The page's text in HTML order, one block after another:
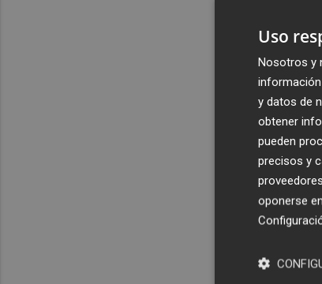
Uso
Nosotros y
y datos de
obtener
pueden
precisos y
oponerse en